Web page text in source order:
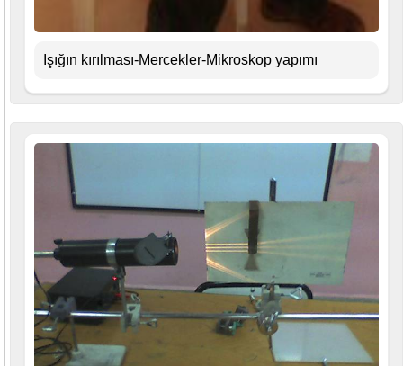
Işığın kırılması-Mercekler-Mikroskop yapımı